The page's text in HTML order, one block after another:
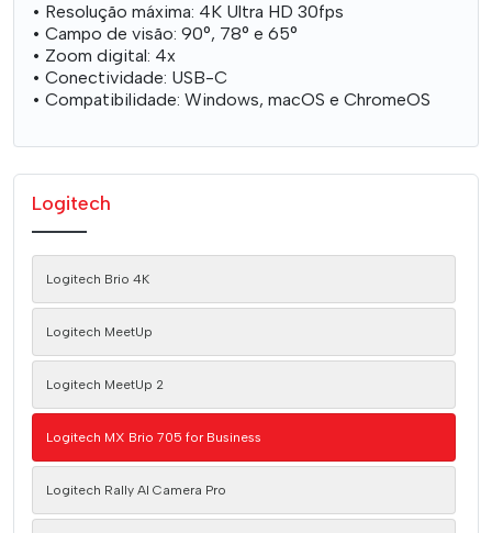
• Resolução máxima: 4K Ultra HD 30fps
• Campo de visão: 90°, 78° e 65°
• Zoom digital: 4x
• Conectividade: USB-C
• Compatibilidade: Windows, macOS e ChromeOS
Logitech
Logitech Brio 4K
Logitech MeetUp
Logitech MeetUp 2
Logitech MX Brio 705 for Business
Logitech Rally AI Camera Pro